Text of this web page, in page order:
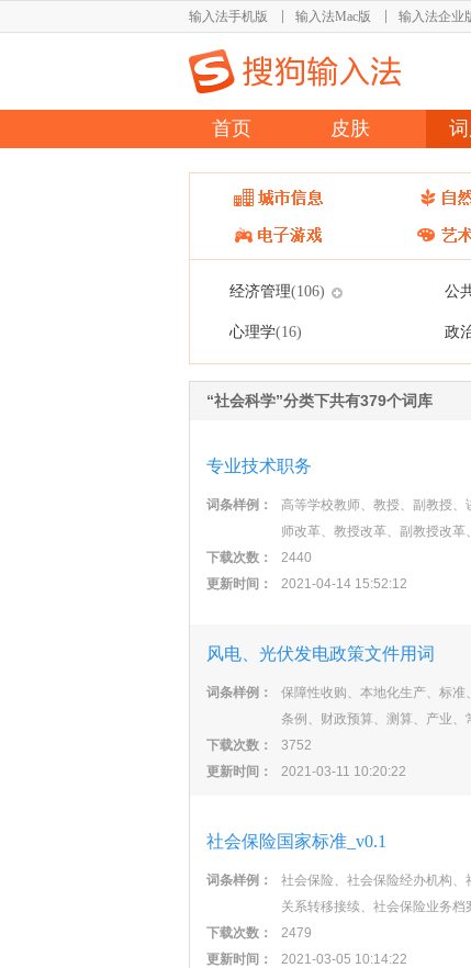
输入法手机版 输入法Mac版 输入法企业
首页 皮肤
经济管理(106) 公
心理学(16) 政
“社会科学”分类下共有379个词库
专业技术职务
词条样例：
高等学校教师、教授、副教授
师改革、教授改革、副教授改
下载次数：
2440
更新时间：
2021-04-14 15:52:12
风电、光伏发电政策文件用词
词条样例：
保障性收购、本地化生产、标
条例、财政预算、测算、产业
下载次数：
3752
更新时间：
2021-03-11 10:20:22
社会保险国家标准_v0.1
词条样例：
社会保险、社会保险经办机构
关系转移接续、社会保险业务
下载次数：
2479
更新时间：
2021-03-05 10:14:22